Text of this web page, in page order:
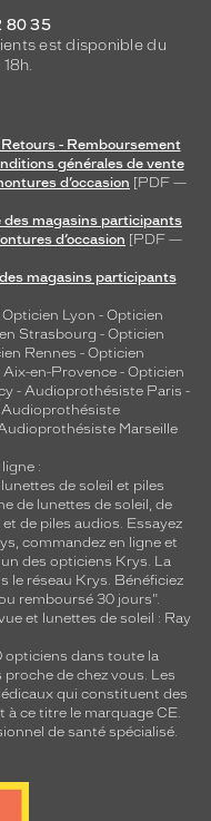
80 35
est disponible du
- Remboursement
générales de vente
d’occasion [PDF —
des magasins participants
d’occasion [PDF —
magasins participants
Opticien Lyon - Opticien
Strasbourg - Opticien
Rennes - Opticien
Aix-en-Provence - Opticien
- Audioprothésiste Paris -
Audioprothésiste
Marseille
:
lunettes de soleil et piles
de lunettes de soleil, de
, et de piles audios. Essayez
commandez en ligne et
des opticiens Krys. La
le réseau Krys. Bénéficiez
remboursé 30 jours".
et lunettes de soleil : Ray
opticiens dans toute la
proche de chez vous . Les
qui constituent des
ce titre le marquage CE.
de santé spécialisé.